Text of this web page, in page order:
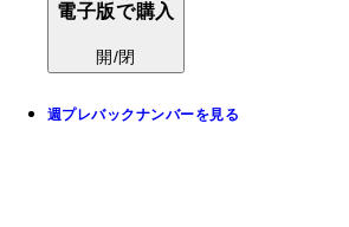
電子版で購入
開/閉
週プレバックナンバーを見る